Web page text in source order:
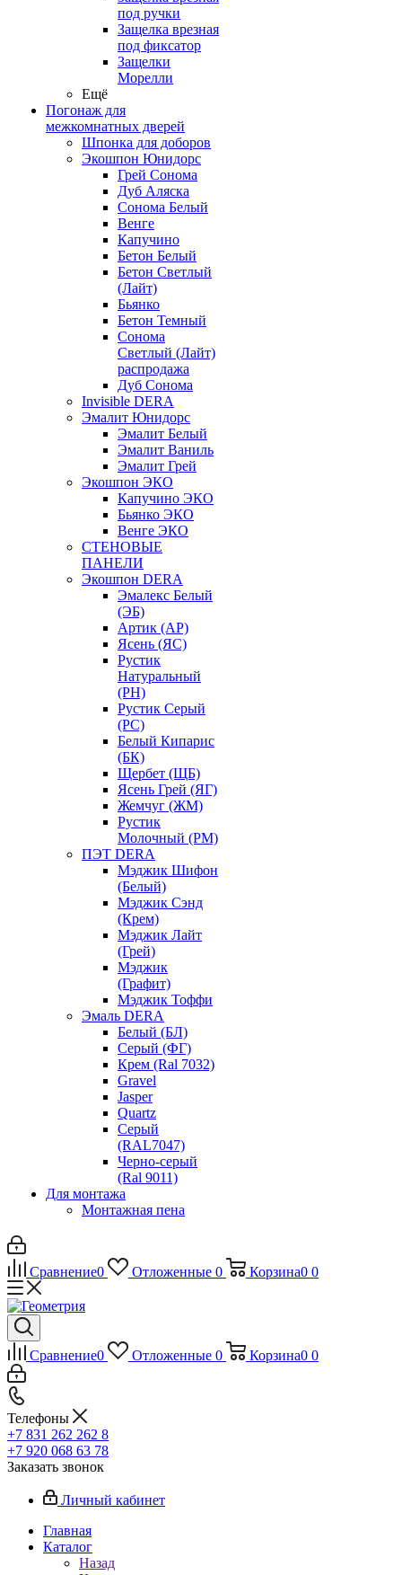
под ручки
Защелка врезная
под фиксатор
Защелки
Морелли
Ещё
Погонаж для
межкомнатных дверей
Шпонка для доборов
Экошпон Юнидорс
Грей Сонома
Дуб Аляска
Сонома Белый
Венге
Капучино
Бетон Белый
Бетон Светлый
(Лайт)
Бьянко
Бетон Темный
Сонома
Светлый (Лайт)
распродажа
Дуб Сонома
Invisible DERA
Эмалит Юнидорс
Эмалит Белый
Эмалит Ваниль
Эмалит Грей
Экошпон ЭКО
Капучино ЭКО
Бьянко ЭКО
Венге ЭКО
СТЕНОВЫЕ
ПАНЕЛИ
Экошпон DERA
Эмалекс Белый
(ЭБ)
Артик (АР)
Ясень (ЯС)
Рустик
Натуральный
(РН)
Рустик Серый
(РС)
Белый Кипарис
(БК)
Щербет (ЩБ)
Ясень Грей (ЯГ)
Жемчуг (ЖМ)
Рустик
Молочный (РМ)
ПЭТ DERA
Мэджик Шифон
(Белый)
Мэджик Сэнд
(Крем)
Мэджик Лайт
(Грей)
Мэджик
(Графит)
Мэджик Тоффи
Эмаль DERA
Белый (БЛ)
Серый (ФГ)
Крем (Ral 7032)
Gravel
Jasper
Quartz
Серый
(RAL7047)
Черно-серый
(Ral 9011)
Для монтажа
Монтажная пена
Сравнение0 Отложенные 0 Корзина0 0
Сравнение0 Отложенные 0 Корзина0 0
Телефоны
+7 831 262 262 8
+7 920 068 63 78
Заказать звонок
Личный кабинет
Главная
Каталог
Назад